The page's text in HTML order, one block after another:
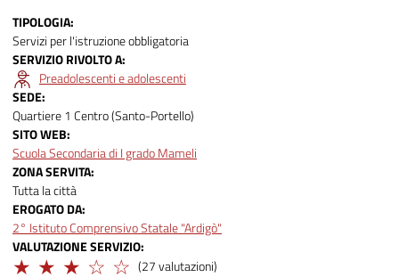
TIPOLOGIA
Servizi per l'istruzione obbligatoria
SERVIZIO RIVOLTO A
Preadolescenti e adolescenti
SEDE
Quartiere 1 Centro (Santo-Portello)
SITO WEB
Scuola Secondaria di I grado Mameli
ZONA SERVITA
Tutta la città
EROGATO DA
2° Istituto Comprensivo Statale "Ardigò"
VALUTAZIONE SERVIZIO
Adeguato (27 valutazioni)